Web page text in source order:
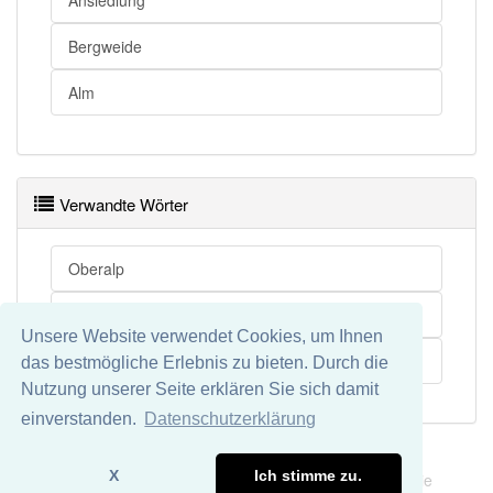
Unsere Website verwendet Cookies, um Ihnen
das bestmögliche Erlebnis zu bieten. Durch die
Nutzung unserer Seite erklären Sie sich damit
einverstanden.
Datenschutzerklärung
X Ich stimme zu.
Bergweide
Alm
Verwandte Wörter
Oberalp
Bergzilpzalp
Datenschutz
Wir übernehmen keine Garantie und keine Haftung für die